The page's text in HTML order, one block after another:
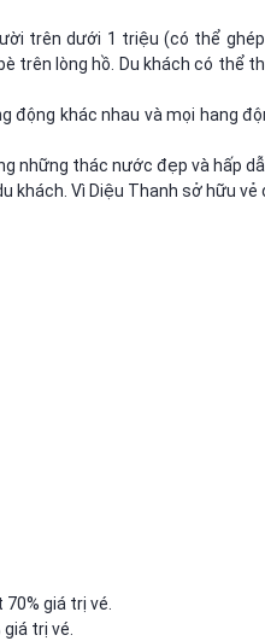
trên dưới 1 triệu (có thể
trên lòng hồ. Du khách có thể
động khác nhau và mọi hang
những thác nước đẹp và hấp
khách. Vì Diệu Thanh sở hữu vẻ
giá trị vé.
trị vé.